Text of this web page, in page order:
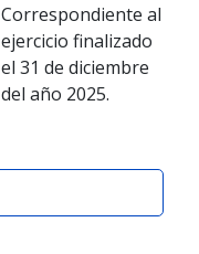
Correspondiente al
ejercicio finalizado
el 31 de diciembre
del año 2025.